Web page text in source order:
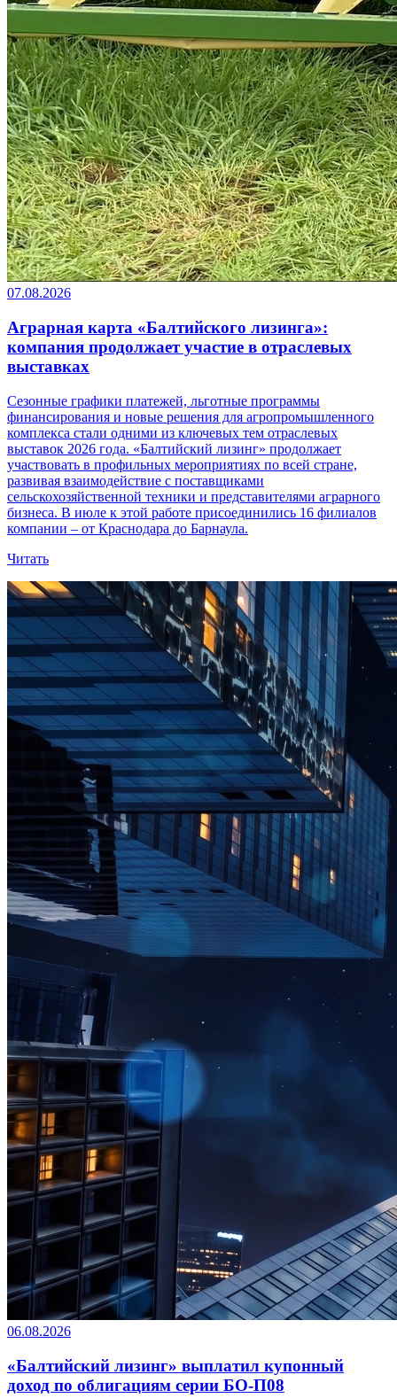
07.08.2026
Аграрная карта «Балтийского лизинга»:
компания продолжает участие в отраслевых
выставках
Сезонные графики платежей, льготные программы
финансирования и новые решения для агропромышленного
комплекса стали одними из ключевых тем отраслевых
выставок 2026 года. «Балтийский лизинг» продолжает
участвовать в профильных мероприятиях по всей стране,
развивая взаимодействие с поставщиками
сельскохозяйственной техники и представителями аграрного
бизнеса. В июле к этой работе присоединились 16 филиалов
компании – от Краснодара до Барнаула.
Читать
06.08.2026
«Балтийский лизинг» выплатил купонный
доход по облигациям серии БО-П08